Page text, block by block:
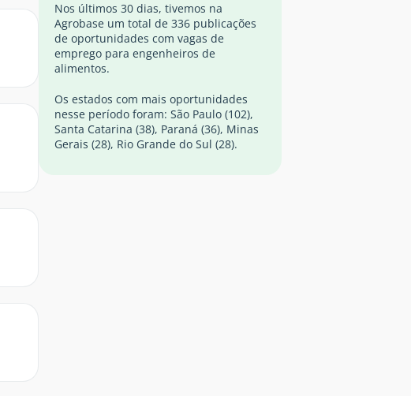
Nos últimos 30 dias, tivemos na
Agrobase um total de 336 publicações
de oportunidades com vagas de
emprego para engenheiros de
alimentos.
Os estados com mais oportunidades
nesse período foram: São Paulo (102),
Santa Catarina (38), Paraná (36), Minas
Gerais (28), Rio Grande do Sul (28).